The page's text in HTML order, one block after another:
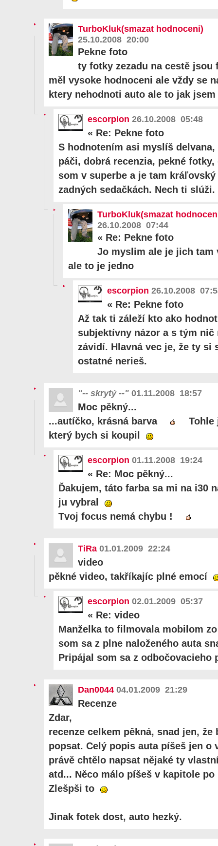
TurboKluk(smazat hodnoceni)
25.10.2008 20:00
Pekne foto
ty fotky zezadu na cestě jsou
měl vysoke hodnoceni ale vždy se
ktery nehodnoti auto ale to jak
escorpion 26.10.2008 05:48
« Re: Pekne foto
S hodnotením asi myslíš
páči, dobrá recenzia, pekné
som v superbe a je tam
zadných sedačkách. Nech ti slúži.
TurboKluk(smazat
26.10.2008 07:44
« Re: Pekne foto
Jo myslim ale je jich tam
ale to je jedno
escorpion 26.10.2008
« Re: Pekne foto
Až tak ti záleží kto ako
subjektívny názor a s tým
závidí. Hlavná vec je, že ty si
ostatné nerieš.
"-- skrytý --" 01.11.2008 18:57
Moc pěkný...
...autíčko, krásná barva
Tohle
který bych si koupil
escorpion 01.11.2008 19:24
« Re: Moc pěkný...
Ďakujem, táto farba sa mi na i30
ju vybral
Tvoj focus nemá chybu !
TiRa 01.01.2009 22:24
video
pěkné video, takříkajíc plné emocí
escorpion 02.01.2009 05:37
« Re: video
Manželka to filmovala mobilom
som sa z plne naloženého auta
Pripájal som sa z odbočovacieho
Dan0044 04.01.2009 21:29
Recenze
Zdar,
recenze celkem pěkná, snad jen,
popsat. Celý popis auta píšeš jen o
právě chtělo napsat nějaké ty
atd... Něco málo píšeš v kapitole po
Zlešpši to
Jinak fotek dost, auto hezký.